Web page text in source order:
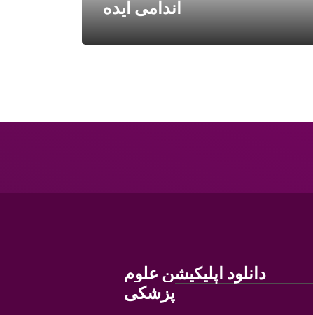
اندامی ایده
دانلود اپلیکیشن علوم
پزشکی